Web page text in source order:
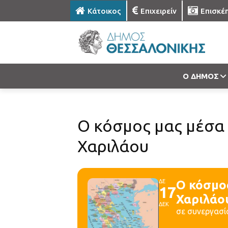
Κάτοικος Επιχειρείν
Ο ΔΗΜΟΣ
Ο κόσμος μας μέσα
Χαριλάου
ΔΕ
17
ΔΕΚ
Ο
σε